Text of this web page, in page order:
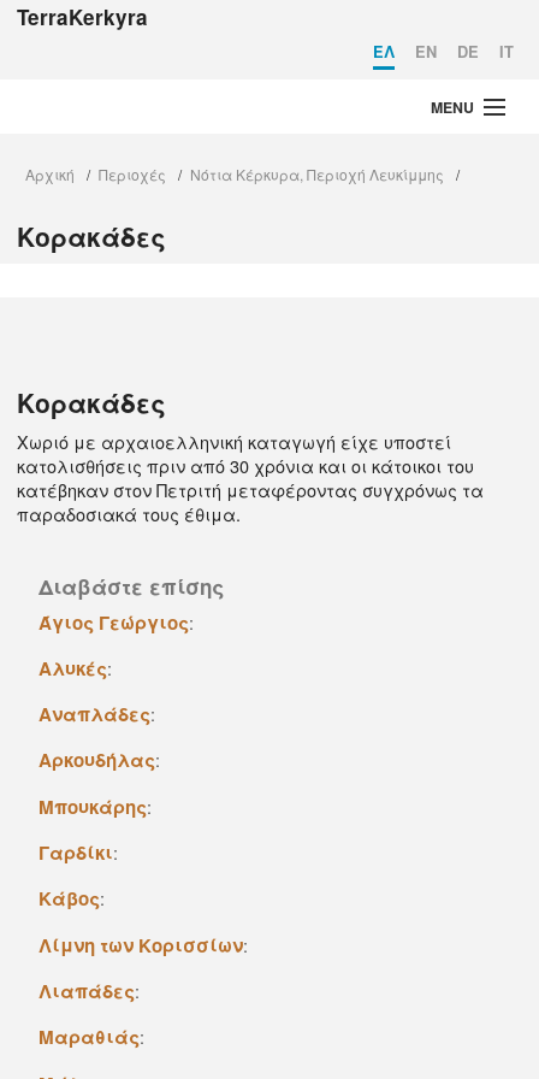
TerraKerkyra
EΛ EN DE IT
MENU
Περιοχές
Αρχική / Περιοχές / Νότια Κέρκυρα, Περιοχή Λευκίμμης /
Κορακάδες
Κορακάδες
Χωριό με αρχαιοελληνική καταγωγή είχε υποστεί
κατολισθήσεις πριν από 30 χρόνια και οι κάτοικοι του
κατέβηκαν στον Πετριτή μεταφέροντας συγχρόνως τα
παραδοσιακά τους έθιμα.
Διαβάστε επίσης
Άγιος Γεώργιος:
Αλυκές:
Aναπλάδες:
Αρκουδήλας:
Μπουκάρης:
Γαρδίκι:
Κάβος:
Λίμνη των Kορισσίων:
Λιαπάδες:
Μαραθιάς: